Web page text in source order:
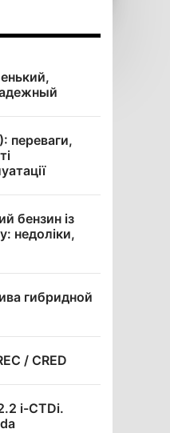
переваги,
бензин із
недоліки,
гибридной
/ CRED
i-CTDi.